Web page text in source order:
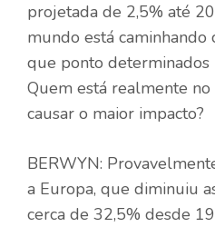
projetada de 2,5% até
mundo está caminhando
que ponto determinados
Quem está realmente
causar o maior impacto?
BERWYN:
a Europa, que diminuiu
cerca de 32,5% desde